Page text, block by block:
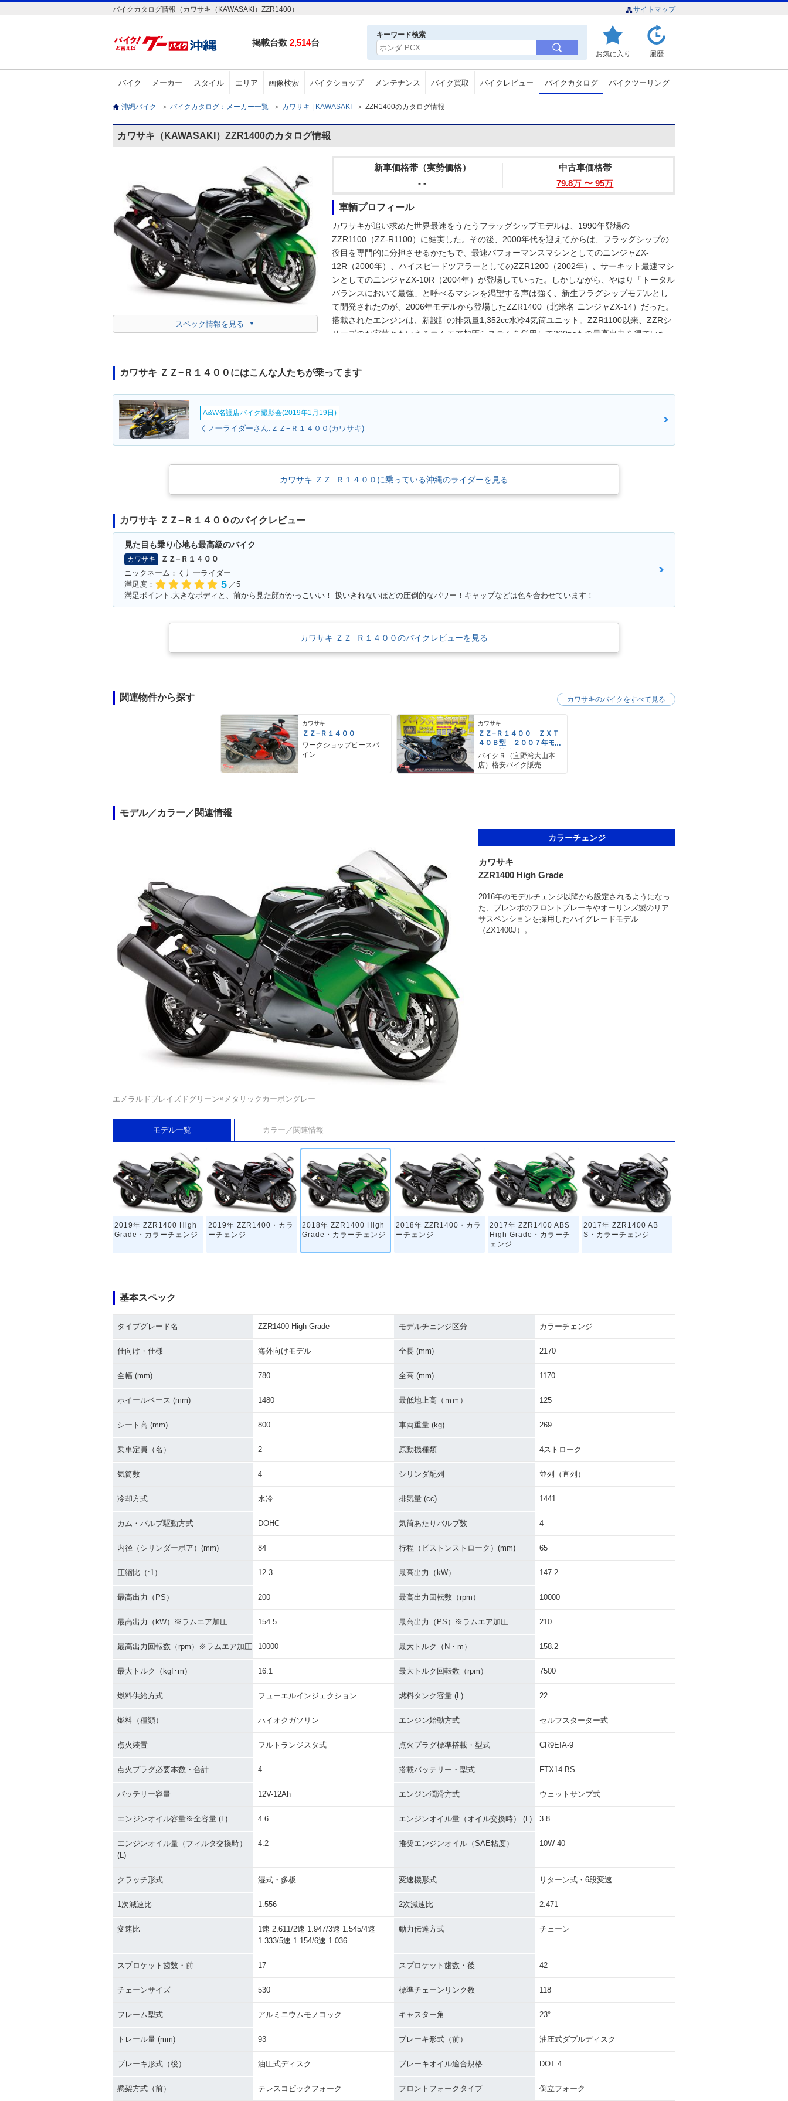
バイクカタログ情報（カワサキ（KAWASAKI）ZZR1400） サイトマップ
掲載台数 2,514台
キーワード検索
お気に入り 履歴
バイク メーカー スタイル エリア 画像検索 バイクショップ メンテナンス バイク買取 バイクレビュー バイクカタログ バイクツーリング
沖縄バイク ＞ バイクカタログ：メーカー一覧 ＞ カワサキ | KAWASAKI ＞ ZZR1400のカタログ情報
カワサキ（KAWASAKI）ZZR1400のカタログ情報
スペック情報を見る
新車価格帯（実勢価格）
- -
中古車価格帯
79.8万 〜 95万
車輌プロフィール
カワサキが追い求めた世界最速をうたうフラッグシップモデルは、1990年登場の
ZZR1100（ZZ-R1100）に結実した。その後、2000年代を迎えてからは、フラッグシップの
役目を専門的に分担させるかたちで、最速パフォーマンスマシンとしてのニンジャZX-
12R（2000年）、ハイスピードツアラーとしてのZZR1200（2002年）、サーキット最速マシ
ンとしてのニンジャZX-10R（2004年）が登場していった。しかしながら、やはり「トータル
バランスにおいて最強」と呼べるマシンを渇望する声は強く、新生フラグシップモデルとし
て開発されたのが、2006年モデルから登場したZZR1400（北米名 ニンジャZX-14）だった。
搭載されたエンジンは、新設計の排気量1,352cc水冷4気筒ユニット。ZZR1100以来、ZZRシ
リーズのお家芸ともいえるラムエア加圧システムを併用して200psもの最高出力を得ていた
を1,441ccまで拡大し、欧州名のZZR1400は変わらなかったが、北米名はニンジャZX-14Rに
た、ニンジャZX-14Rとは同じモデルながら、ZZR1400はダブルシート、ニンジャZX-14Rは
シングルシートカウルが標準装備される違いがあった。荷掛け用のフックやタンデムグリッ
カワサキ ＺＺ−Ｒ１４００にはこんな人たちが乗ってます
A&W名護店バイク撮影会(2019年1月19日)
くノ一ライダーさん:ＺＺ−Ｒ１４００(カワサキ)
カワサキ ＺＺ−Ｒ１４００に乗っている沖縄のライダーを見る
カワサキ ＺＺ−Ｒ１４００のバイクレビュー
見た目も乗り心地も最高級のバイク
カワサキ
ＺＺ−Ｒ１４００
ニックネーム：く丿一ライダー
満足度：
5 ／5
満足ポイント:大きなボディと、前から見た顔がかっこいい！ 扱いきれないほどの圧倒的なパワー！キャップなどは色を合わせています！
カワサキ ＺＺ−Ｒ１４００のバイクレビューを見る
関連物件から探す
カワサキ
ＺＺ−Ｒ１４００
ワークショップピースパ
イン
カワサキ
ＺＺ−Ｒ１４００ ＺＸＴ
４０Ｂ型 ２００７年モ
デル 社外マフラー
バイクＲ（宜野湾大山本
店）格安バイク販売
カワサキのバイクをすべて見る
モデル／カラー／関連情報
エメラルドブレイズドグリーン×メタリックカーボングレー
カラーチェンジ
カワサキ
ZZR1400 High Grade
2016年のモデルチェンジ以降から設定されるようになっ
た、ブレンボのフロントブレーキやオーリンズ製のリア
サスペンションを採用したハイグレードモデル
（ZX1400J）。
モデル一覧 カラー／関連情報
2019年 ZZR1400 High
Grade・カラーチェンジ
2019年 ZZR1400・カラ
ーチェンジ
2018年 ZZR1400 High
Grade・カラーチェンジ
2018年 ZZR1400・カラ
ーチェンジ
2017年 ZZR1400 ABS
High Grade・カラーチ
ェンジ
2017年 ZZR1400 AB
S・カラーチェンジ
High Grade・カラーチ
S・マイナーチェンジ
OHLINS Edition・追加
S・カラーチェンジ
S・カラーチェンジ
2013年 ZZR1400 AB
2011年 ZZR1400・カラ
2010年 ZZR1400 AB
S・カラーチェンジ
S・マイナーチェンジ
2007年 ZZR1400・カラ
ーチェンジ
2006年 ZZR1400 AB
基本スペック
タイプグレード名 ZZR1400 High Grade モデルチェンジ区分 カラーチェンジ
仕向け・仕様 海外向けモデル 全長 (mm) 2170
全幅 (mm) 780 全高 (mm) 1170
ホイールベース (mm) 1480 最低地上高（ｍｍ） 125
シート高 (mm) 800 車両重量 (kg) 269
乗車定員（名） 2 原動機種類 4ストローク
気筒数 4 シリンダ配列 並列（直列）
冷却方式 水冷 排気量 (cc) 1441
カム・バルブ駆動方式 DOHC 気筒あたりバルブ数 4
内径（シリンダーボア）(mm) 84 行程（ピストンストローク）(mm) 65
圧縮比（:1） 12.3 最高出力（kW） 147.2
最高出力（PS） 200 最高出力回転数（rpm） 10000
最高出力（kW）※ラムエア加圧 154.5 最高出力（PS）※ラムエア加圧 210
最高出力回転数（rpm）※ラムエア加圧 10000 最大トルク（N・m） 158.2
最大トルク（kgf･m） 16.1 最大トルク回転数（rpm） 7500
燃料供給方式 フューエルインジェクション 燃料タンク容量 (L) 22
燃料（種類） ハイオクガソリン エンジン始動方式 セルフスターター式
点火装置 フルトランジスタ式 点火プラグ標準搭載・型式 CR9EIA-9
点火プラグ必要本数・合計 4 搭載バッテリー・型式 FTX14-BS
バッテリー容量 12V-12Ah エンジン潤滑方式 ウェットサンプ式
エンジンオイル容量※全容量 (L) 4.6 エンジンオイル量（オイル交換時） (L) 3.8
エンジンオイル量（フィルタ交換時）
(L)
4.2 推奨エンジンオイル（SAE粘度） 10W-40
クラッチ形式 湿式・多板 変速機形式 リターン式・6段変速
1次減速比 1.556 2次減速比 2.471
変速比
1速 2.611/2速 1.947/3速 1.545/4速
1.333/5速 1.154/6速 1.036
動力伝達方式 チェーン
スプロケット歯数・前 17 スプロケット歯数・後 42
チェーンサイズ 530 標準チェーンリンク数 118
フレーム型式 アルミニウムモノコック キャスター角 23°
トレール量 (mm) 93 ブレーキ形式（前） 油圧式ダブルディスク
ブレーキ形式（後） 油圧式ディスク ブレーキオイル適合規格 DOT 4
懸架方式（前） テレスコピックフォーク フロントフォークタイプ 倒立フォーク